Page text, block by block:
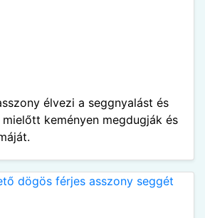
élvezi a seggnyalást és
keményen megdugják és